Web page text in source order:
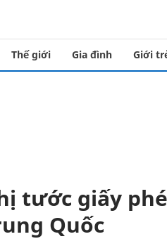
Thế giới Gia đình Giới
tước giấy
Quốc